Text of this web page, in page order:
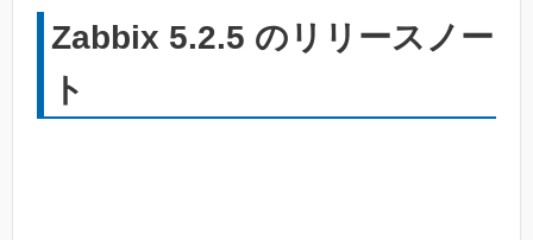
Zabbix 5.2.5 のリリースノー
ト